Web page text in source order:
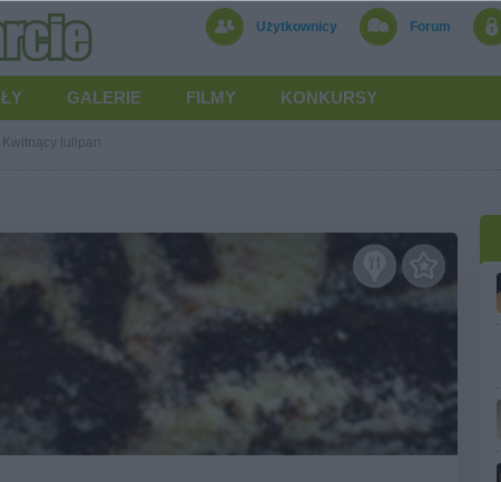
Użytkownicy Forum
GALERIE FILMY KONKURSY
Kwitnący tulipan